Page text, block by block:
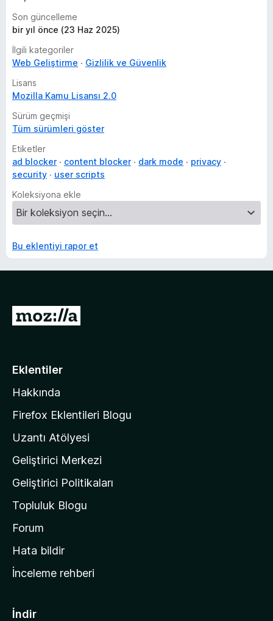
Son güncelleme
bir yıl önce (23 Haz 2025)
İlgili kategoriler
Web Geliştirme
Gizlilik ve Güvenlik
Lisans
Mozilla Kamu Lisansı 2.0
Sürüm geçmişi
Tüm sürümleri göster
Etiketler
ad blocker
content blocker dark mode
privacy
security
user scripts
Koleksiyona ekle
Bu eklentiyi rapor et
M
i
l
a
n
ı
n
n
a
s
y
a
Eklentiler
Hakkında
Firefox Eklentileri Blogu
Uzantı Atölyesi
Geliştirici Merkezi
Geliştirici Politikaları
Topluluk Blogu
Forum
Hata bildir
İnceleme rehberi
İndir